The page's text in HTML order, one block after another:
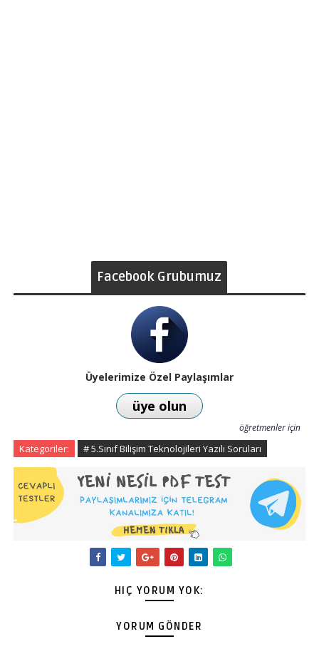
Facebook Grubumuz
Üyelerimize Özel Paylaşımlar
üye olun
öğretmenler için
Kategoriler: # 5.Sınıf Bilişim Teknolojileri Yazılı Soruları
HIÇ YORUM YOK:
YORUM GÖNDER